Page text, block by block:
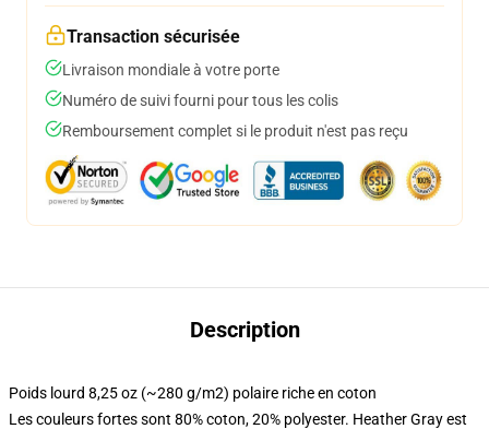
Transaction sécurisée
Livraison mondiale à votre porte
Numéro de suivi fourni pour tous les colis
Remboursement complet si le produit n'est pas reçu
Description
Poids lourd 8,25 oz (~280 g/m2) polaire riche en coton
Les couleurs fortes sont 80% coton, 20% polyester. Heather Gray est